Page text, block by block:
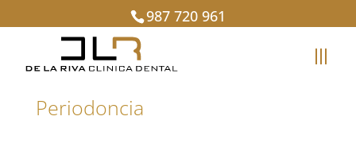
987 720 961
Periodoncia